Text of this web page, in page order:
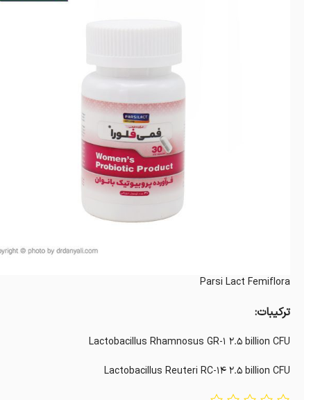
Parsi Lact Femiflora
ترکیبات:
Lactobacillus Rhamnosus GR-1 2.5 billion CFU
Lactobacillus Reuteri RC-14 2.5 billion CFU